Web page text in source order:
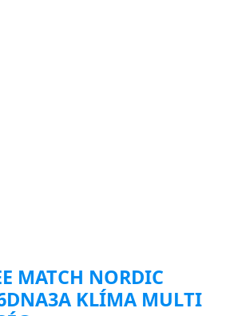
MATCH NORDIC
KLÍMA MULTI